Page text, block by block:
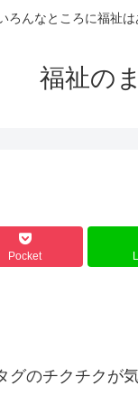
ろんなところに福祉
福祉の
Pocket
のチクチクが